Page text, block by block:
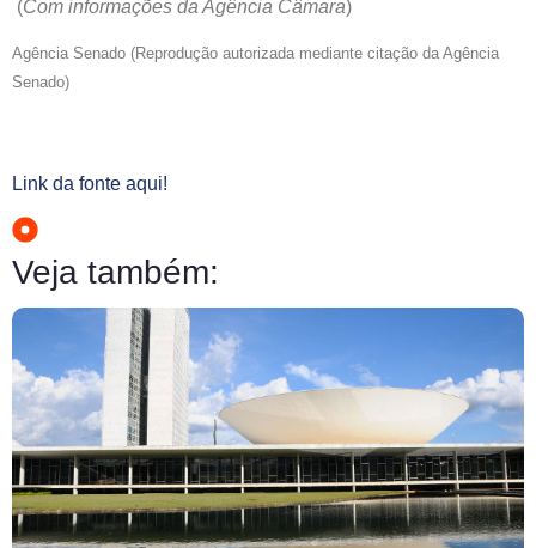
(Com informações da Agência Câmara)
Agência Senado (Reprodução autorizada mediante citação da Agência
Senado)
Link da fonte aqui!
Veja também: